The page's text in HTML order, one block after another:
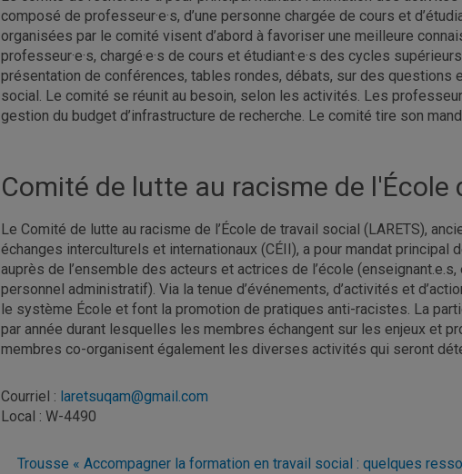
composé de professeur·e·s, d’une personne chargée de cours et
organisées par le comité visent d’abord à favoriser une meilleure
professeur·e·s, chargé·e·s de cours et étudiant·e·s des cycles
présentation de conférences, tables rondes, débats, sur des questions
social. Le comité se réunit au besoin, selon les activités. Les
gestion du budget d’infrastructure de recherche. Le comité tire son
Comité de lutte au racisme de l'École
Le Comité de lutte au racisme de l’École de travail social (LARETS),
échanges interculturels et internationaux (CÉII), a pour mandat principal
auprès de l’ensemble des acteurs et actrices de l’école
personnel administratif). Via la tenue d’événements, d’activités et
le système École et font la promotion de pratiques anti-racistes. La
par année durant lesquelles les membres échangent sur les enjeux et
membres co-organisent également les diverses activités qui seront
Courriel : laretsuqam@gmail.com
Local : W-4490
Trousse « Accompagner la formation en travail social : quelques